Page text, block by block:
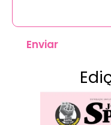
Enviar